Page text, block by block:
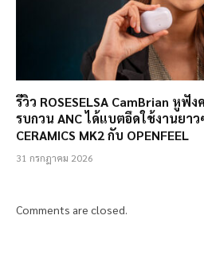
รีวิว ROSESELSA CamBrian หูฟั
รบกวน ANC ได้แบตอึดใช้งานยา
CERAMICS MK2 กับ OPENFEEL
31 กรกฎาคม 2026
Comments are closed.